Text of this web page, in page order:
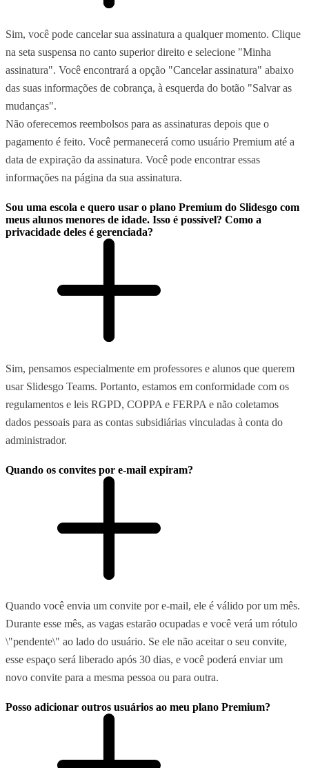
Sim, você pode cancelar sua assinatura a qualquer momento. Clique
na seta suspensa no canto superior direito e selecione "Minha
assinatura". Você encontrará a opção "Cancelar assinatura" abaixo
das suas informações de cobrança, à esquerda do botão "Salvar as
mudanças".
Não oferecemos reembolsos para as assinaturas depois que o
pagamento é feito. Você permanecerá como usuário Premium até a
data de expiração da assinatura. Você pode encontrar essas
informações na página da sua assinatura.
Sou uma escola e quero usar o plano Premium do Slidesgo com
meus alunos menores de idade. Isso é possível? Como a
privacidade deles é gerenciada?
Sim, pensamos especialmente em professores e alunos que querem
usar Slidesgo Teams. Portanto, estamos em conformidade com os
regulamentos e leis RGPD, COPPA e FERPA e não coletamos
dados pessoais para as contas subsidiárias vinculadas à conta do
administrador.
Quando os convites por e-mail expiram?
Quando você envia um convite por e-mail, ele é válido por um mês.
Durante esse mês, as vagas estarão ocupadas e você verá um rótulo
\"pendente\" ao lado do usuário. Se ele não aceitar o seu convite,
esse espaço será liberado após 30 dias, e você poderá enviar um
novo convite para a mesma pessoa ou para outra.
Posso adicionar outros usuários ao meu plano Premium?